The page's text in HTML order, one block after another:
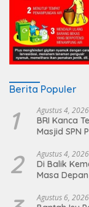
Berita Populer
1 Agustus 4, 2026
BRI Kanca
Masjid SPN
2 Agustus 4, 2026
Di Balik
Masa
Agustus 6, 2026